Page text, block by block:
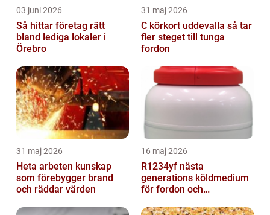
03 juni 2026
Så hittar företag rätt
bland lediga lokaler i
Örebro
31 maj 2026
C körkort uddevalla så tar
fler steget till tunga
fordon
31 maj 2026
Heta arbeten kunskap
som förebygger brand
och räddar värden
16 maj 2026
R1234yf nästa
generations köldmedium
för fordon och